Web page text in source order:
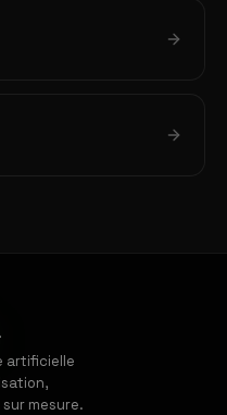
artificielle
mesure.